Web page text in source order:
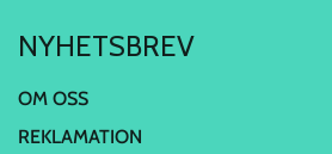
NYHETSBREV
OM OSS
REKLAMATION